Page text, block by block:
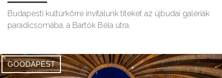
Budapesti kultúrkörre invitálunk titeket az újbudai galériák
paradicsomába, a Bartók Béla útra.
GOODAPEST